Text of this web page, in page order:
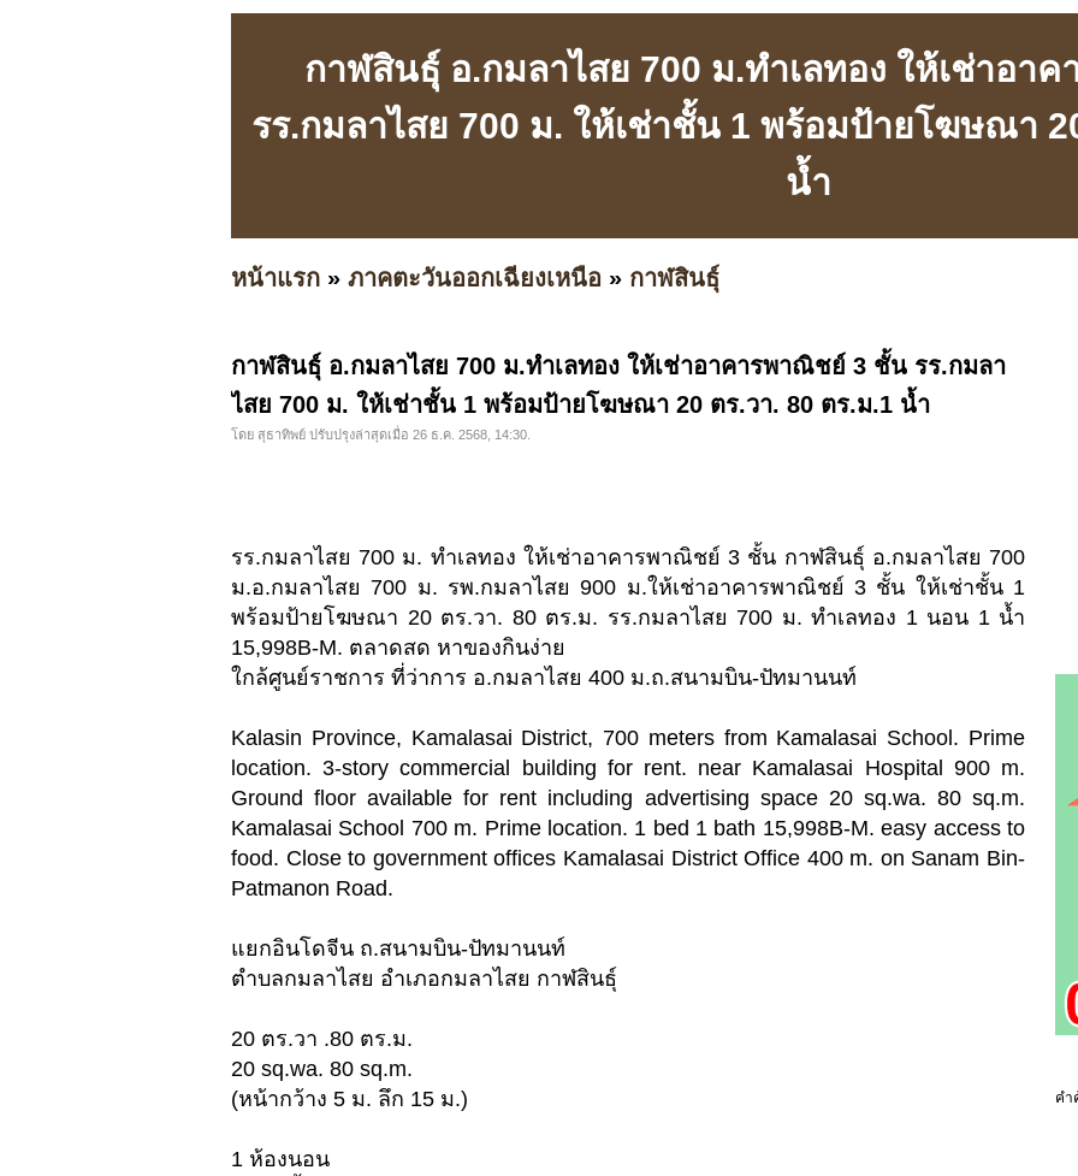
กาฬสินธุ์ อ.กมลาไสย 700 ม.ทำเลทอง ให้เช่าอา
รร.กมลาไสย 700 ม. ให้เช่าชั้น 1 พร้อมป้ายโฆษณา
น้ำ
หน้าแรก » ภาคตะวันออกเฉียงเหนือ » กาฬสินธุ์
กาฬสินธุ์ อ.กมลาไสย 700 ม.ทำเลทอง ให้เช่าอาคารพาณิชย์ 3 ชั้น รร.กมลา
ไสย 700 ม. ให้เช่าชั้น 1 พร้อมป้ายโฆษณา 20 ตร.วา. 80 ตร.ม.1 น้ำ
โดย สุธาทิพย์ ปรับปรุงล่าสุดเมื่อ 26 ธ.ค. 2568, 14:30.
รร.กมลาไสย 700 ม. ทำเลทอง ให้เช่าอาคารพาณิชย์ 3 ชั้น กาฬสินธุ์ อ.กมลาไสย 700
ม.อ.กมลาไสย 700 ม. รพ.กมลาไสย 900 ม.ให้เช่าอาคารพาณิชย์ 3 ชั้น ให้เช่าชั้น 1
พร้อมป้ายโฆษณา 20 ตร.วา. 80 ตร.ม. รร.กมลาไสย 700 ม. ทำเลทอง 1 นอน 1 น้ำ
15,998B-M. ตลาดสด หาของกินง่าย
ใกล้ศูนย์ราชการ ที่ว่าการ อ.กมลาไสย 400 ม.ถ.สนามบิน-ปัทมานนท์
Kalasin Province, Kamalasai District, 700 meters from Kamalasai School. Prime
location. 3-story commercial building for rent. near Kamalasai Hospital 900 m.
Ground floor available for rent including advertising space 20 sq.wa. 80 sq.m.
Kamalasai School 700 m. Prime location. 1 bed 1 bath 15,998B-M. easy access to
food. Close to government offices Kamalasai District Office 400 m. on Sanam Bin-
Patmanon Road.
แยกอินโดจีน ถ.สนามบิน-ปัทมานนท์
ตำบลกมลาไสย อำเภอกมลาไสย กาฬสินธุ์
20 ตร.วา .80 ตร.ม.
20 sq.wa. 80 sq.m.
(หน้ากว้าง 5 ม. ลึก 15 ม.)
1 ห้องนอน
คำ